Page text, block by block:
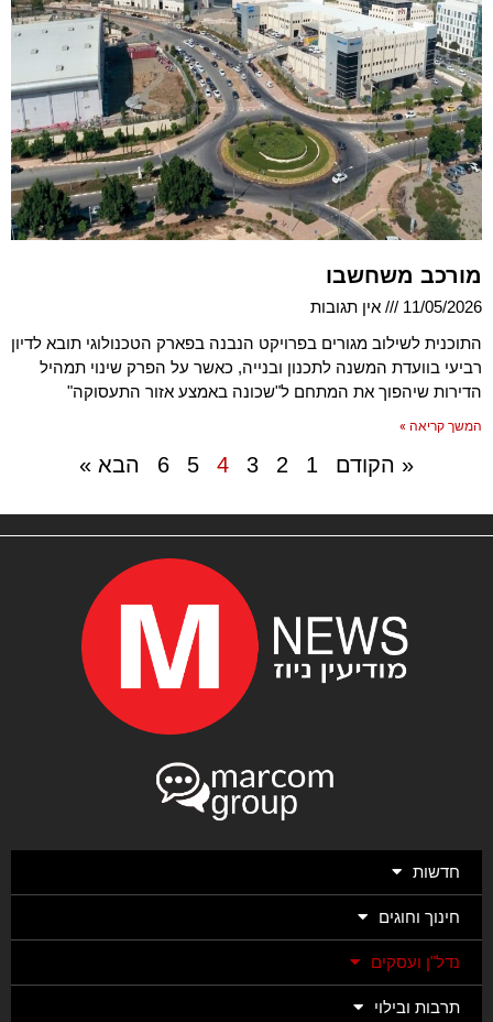
מורכב משחשבו
11/05/2026
אין תגובות
התוכנית לשילוב מגורים בפרויקט הנבנה בפארק הטכנולוגי תובא לדיון
רביעי בוועדת המשנה לתכנון ובנייה, כאשר על הפרק שינוי תמהיל
הדירות שיהפוך את המתחם ל"שכונה באמצע אזור התעסוקה"
המשך קריאה »
« הקודם 1
2
3
4
5
6 הבא »
חדשות
חינוך וחוגים
נדל"ן ועסקים
תרבות ובילוי